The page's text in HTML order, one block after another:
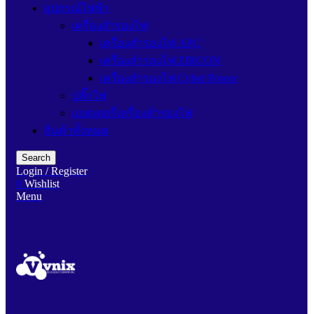
อุปกรณ์ไฟฟ้า
เครื่องสำรองไฟ
เครื่องสำรองไฟ APC
เครื่องสำรองไฟ ZIRCON
เครื่องสำรองไฟ Cyber Power
ปลั๊กไฟ
แบตเตอรี่เครื่องสำรองไฟ
สินค้าทั้งหมด
Search
Login / Register
0 Wishlist
Menu